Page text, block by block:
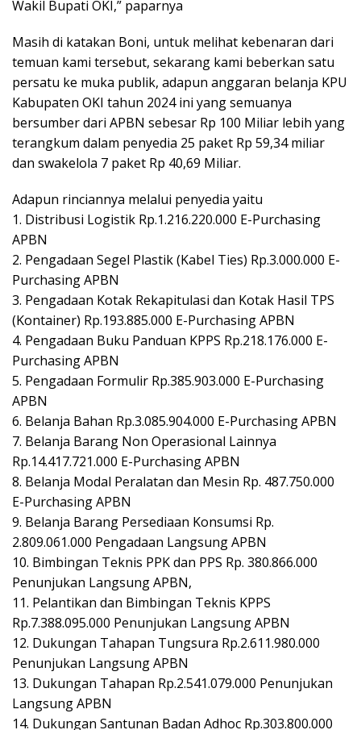
Wakil Bupati OKI,” paparnya
Masih di katakan Boni, untuk melihat kebenaran dari
temuan kami tersebut, sekarang kami beberkan satu
persatu ke muka publik, adapun anggaran belanja KPU
Kabupaten OKI tahun 2024 ini yang semuanya
bersumber dari APBN sebesar Rp 100 Miliar lebih yang
terangkum dalam penyedia 25 paket Rp 59,34 miliar
dan swakelola 7 paket Rp 40,69 Miliar.
Adapun rinciannya melalui penyedia yaitu
1. Distribusi Logistik Rp.1.216.220.000 E-Purchasing
APBN
2. Pengadaan Segel Plastik (Kabel Ties) Rp.3.000.000 E-
Purchasing APBN
3. Pengadaan Kotak Rekapitulasi dan Kotak Hasil TPS
(Kontainer) Rp.193.885.000 E-Purchasing APBN
4. Pengadaan Buku Panduan KPPS Rp.218.176.000 E-
Purchasing APBN
5. Pengadaan Formulir Rp.385.903.000 E-Purchasing
APBN
6. Belanja Bahan Rp.3.085.904.000 E-Purchasing APBN
7. Belanja Barang Non Operasional Lainnya
Rp.14.417.721.000 E-Purchasing APBN
8. Belanja Modal Peralatan dan Mesin Rp. 487.750.000
E-Purchasing APBN
9. Belanja Barang Persediaan Konsumsi Rp.
2.809.061.000 Pengadaan Langsung APBN
10. Bimbingan Teknis PPK dan PPS Rp. 380.866.000
Penunjukan Langsung APBN,
11. Pelantikan dan Bimbingan Teknis KPPS
Rp.7.388.095.000 Penunjukan Langsung APBN
12. Dukungan Tahapan Tungsura Rp.2.611.980.000
Penunjukan Langsung APBN
13. Dukungan Tahapan Rp.2.541.079.000 Penunjukan
Langsung APBN
14. Dukungan Santunan Badan Adhoc Rp.303.800.000